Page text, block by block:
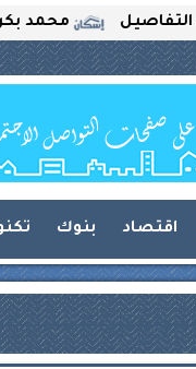
محمد بكر: أكتوبر
اقتصاد بنوك